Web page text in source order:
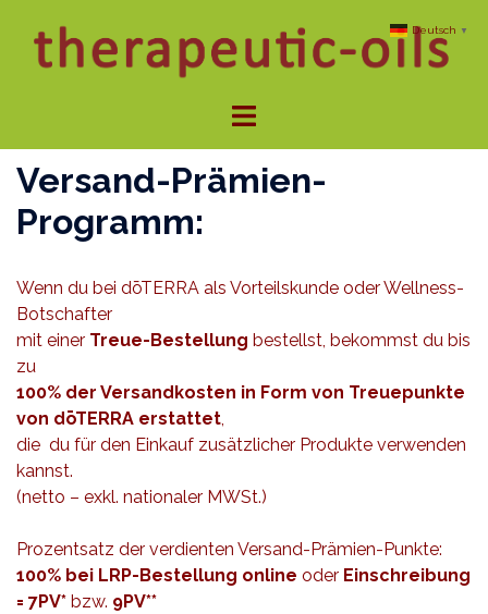
Inhalt
springen
Menü
Versand-Prämien-
Programm:
Wenn du bei dōTERRA als Vorteilskunde oder Wellness-
Botschafter
mit einer Treue-Bestellung bestellst, bekommst du bis
zu
100% der Versandkosten in Form von Treuepunkte
von dōTERRA erstattet,
die du für den Einkauf zusätzlicher Produkte verwenden
kannst.
(netto – exkl. nationaler MWSt.)
Prozentsatz der verdienten Versand-Prämien-Punkte:
100% bei LRP-Bestellung online oder Einschreibung
= 7PV* bzw. 9PV**
Deutsch ▼